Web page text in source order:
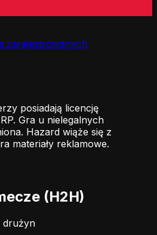
zarejestrowanych
posiadają licencję
Gra u nielegalnych
Hazard wiąże się z
materiały reklamowe.
(H2H)
drużyn